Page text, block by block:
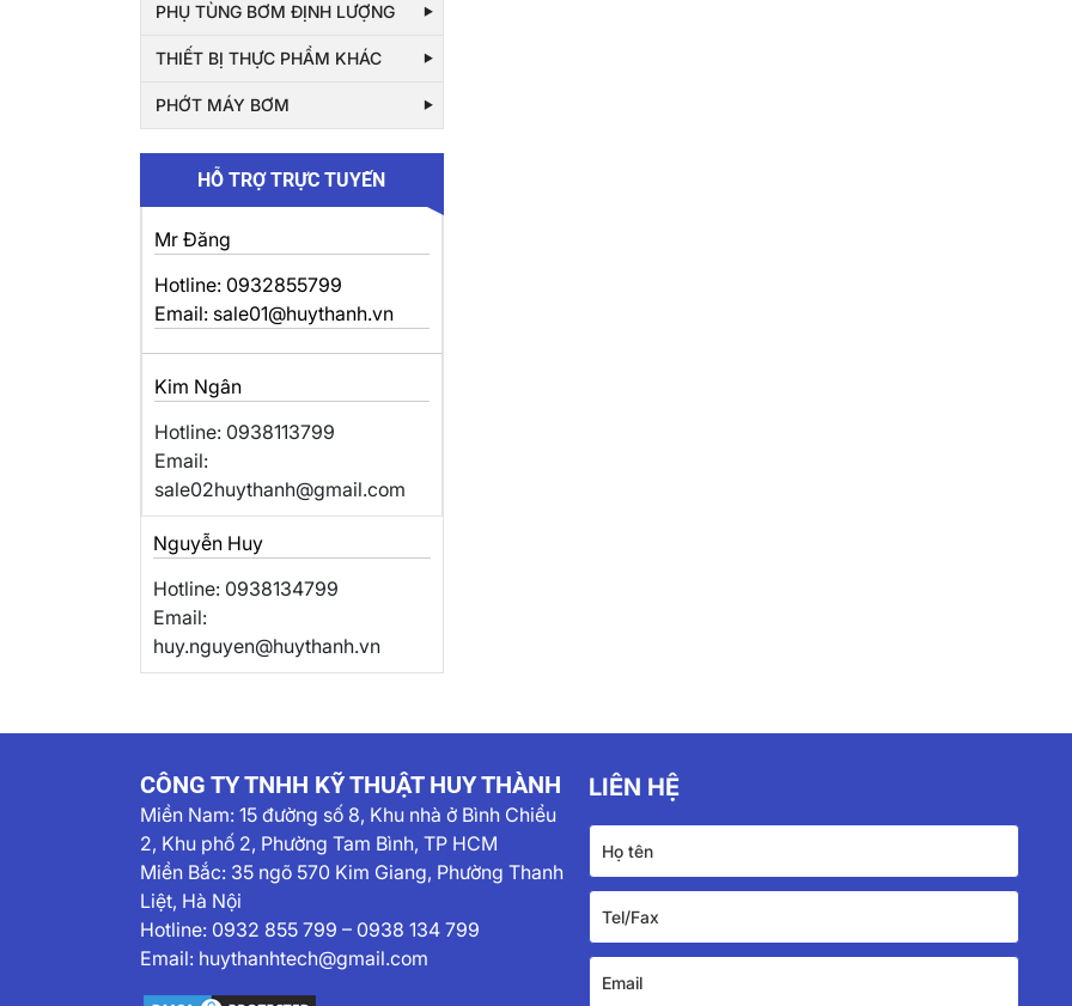
PHỤ TÙNG BƠM ĐỊNH LƯỢNG
THIẾT BỊ THỰC PHẨM KHÁC
PHỚT MÁY BƠM
HỖ TRỢ TRỰC TUYẾN
Mr Đăng
Hotline: 0932855799
Email: sale01@huythanh.vn
Kim Ngân
Hotline: 0938113799
Email:
sale02huythanh@gmail.com
Nguyễn Huy
Hotline: 0938134799
Email:
huy.nguyen@huythanh.vn
CÔNG TY TNHH KỸ THUẬT HUY THÀNH
Miền Nam: 15 đường số 8, Khu nhà ở Bình Chiểu
2, Khu phố 2, Phường Tam Bình, TP HCM
Miền Bắc: 35 ngõ 570 Kim Giang, Phường Thanh
Liệt, Hà Nội
Hotline: 0932 855 799 – 0938 134 799
Email: huythanhtech@gmail.com
LIÊN HỆ